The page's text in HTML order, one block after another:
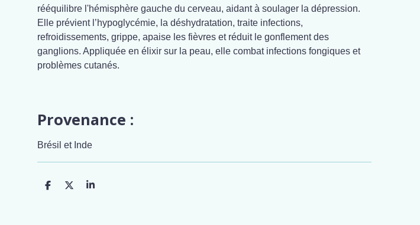
rééquilibre l'hémisphère gauche du cerveau, aidant à soulager la dépression.
Elle prévient l’hypoglycémie, la déshydratation, traite infections,
refroidissements, grippe, apaise les fièvres et réduit le gonflement des
ganglions. Appliquée en élixir sur la peau, elle combat infections fongiques et
problèmes cutanés.
Provenance :
Brésil et Inde
P
P
P